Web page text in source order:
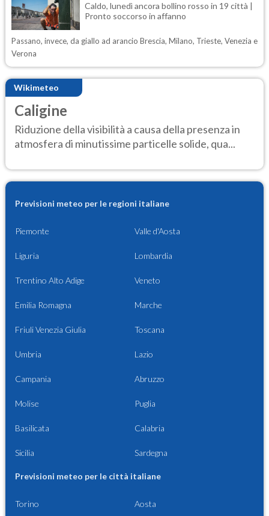
Wikimeteo
Caligine
Riduzione della visibilità a causa della presenza in
atmosfera di minutissime particelle solide, qua...
Caldo, lunedì ancora bollino rosso in 19 città |
Pronto soccorso in affanno
Passano, invece, da giallo ad arancio Brescia, Milano, Trieste, Venezia e
Verona
Previsioni meteo per le regioni italiane
Piemonte Valle d'Aosta
Liguria Lombardia
Trentino Alto Adige Veneto
Emilia Romagna Marche
Friuli Venezia Giulia Toscana
Umbria Lazio
Campania Abruzzo
Molise Puglia
Basilicata Calabria
Sicilia Sardegna
Previsioni meteo per le città italiane
Torino Aosta